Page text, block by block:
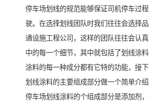
停车场划线的规范能够保证司机停车过
驶。在选择划线团队时我们往往会选择
通设施工程公司，这样的团队往往会认
中的每一个细节，其中就包括了划线涂
涂料的每一种成分都有它特的功能，接
划线涂料的主要组成部分做一个简单介绍
停车场划线涂料的个组成部分是添加剂